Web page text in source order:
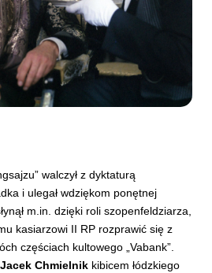
walczył z dyktaturą
i ulegał wdziękom ponętnej
m.in. dzięki roli szopenfeldziarza,
kasiarzowi II RP rozprawić się z
częściach kultowego „Vabank”.
Jacek Chmielnik kibicem łódzkiego